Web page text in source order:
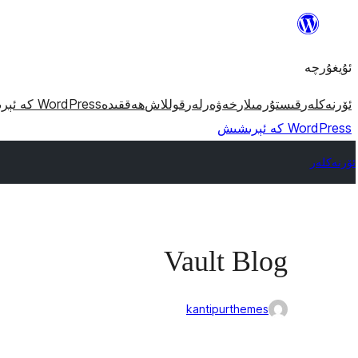
مەزمۇنغا
ئۇيغۇرچە
ئۆرنەكلەر قىستۇرمىلار خەۋەرلەر قوللاشھەققىدەWordPress كە ئېرىشىش
WordPress كە ئېرىشىش
ئۆرنەكلەر
Vault Blog
kantipurthemes